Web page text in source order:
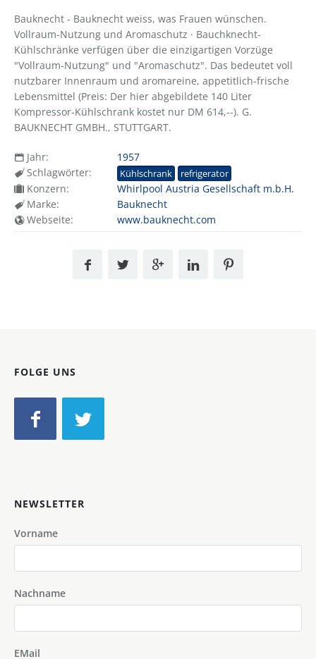
Bauknecht - Bauknecht weiss, was Frauen wünschen.
Vollraum-Nutzung und Aromaschutz · Bauchknecht-
Kühlschränke verfügen über die einzigartigen Vorzüge
"Vollraum-Nutzung" und "Aromaschutz". Das bedeutet voll
nutzbarer Innenraum und aromareine, appetitlich-frische
Lebensmittel (Preis: Der hier abgebildete 140 Liter
Kompressor-Kühlschrank kostet nur DM 614,--). G.
BAUKNECHT GMBH., STUTTGART.
Jahr:
1957
Schlagwörter:
Kühlschrank refrigerator
Konzern:
Whirlpool Austria Gesellschaft m.b.H.
Marke:
Bauknecht
Webseite:
www.bauknecht.com
FOLGE UNS
NEWSLETTER
Vorname
Nachname
EMail